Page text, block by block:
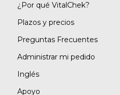
¿Por qué VitalChek?
Plazos y precios
Preguntas Frecuentes
Administrar mi pedido
Inglés
Apoyo